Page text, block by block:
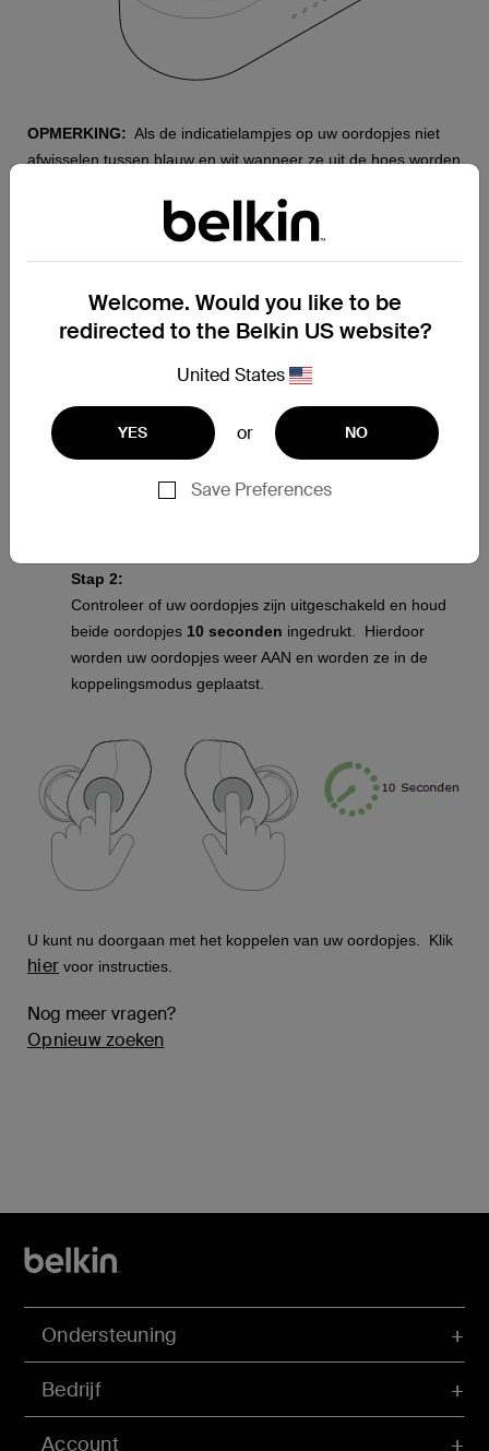
Welcome. Would you like to be
redirected to the Belkin US website?
United States
YES or NO
Save Preferences
OPMERKING: Als de indicatielampjes op uw oordopjes niet
afwisselen tussen blauw en wit wanneer ze uit de hoes worden
Zorg ervoor dat uw oordopjes zijn uitgeschakeld. Om dit
vast en laat u ze vervolgens los.
Stap 2:
Controleer of uw oordopjes zijn uitgeschakeld en houd
beide oordopjes 10 seconden ingedrukt. Hierdoor
worden uw oordopjes weer AAN en worden ze in de
koppelingsmodus geplaatst.
U kunt nu doorgaan met het koppelen van uw oordopjes. Klik
hier voor instructies.
Nog meer vragen?
Opnieuw zoeken
Account
Ondersteuning
Bedrijf